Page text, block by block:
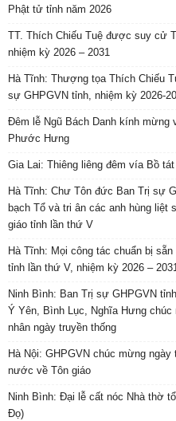
Phật tử tỉnh năm 2026
TT. Thích Chiếu Tuệ được suy cử
nhiệm kỳ 2026 – 2031
Hà Tĩnh: Thượng tọa Thích Chiếu
sự GHPGVN tỉnh, nhiệm kỳ 2026-
Đêm lễ Ngũ Bách Danh kính mừng
Phước Hưng
Gia Lai: Thiêng liêng đêm vía Bồ
Hà Tĩnh: Chư Tôn đức Ban Trị sự
bạch Tổ và tri ân các anh hùng
giáo tỉnh lần thứ V
Hà Tĩnh: Mọi công tác chuẩn bị
tỉnh lần thứ V, nhiệm kỳ 2026 –
Ninh Bình: Ban Trị sự GHPGVN
Ý Yên, Bình Lục, Nghĩa Hưng
nhân ngày truyền thống
Hà Nội: GHPGVN chúc mừng
nước về Tôn giáo
Ninh Bình: Đại lễ cất nóc Nhà thờ
Đọ)